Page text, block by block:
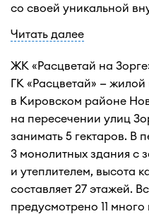
со своей уникальной
Читать далее
ЖК «Расцветай на
ГК «Расцветай» —
в Кировском районе
на пересечении улиц
занимать 5 гектаров. В
3 монолитных здания с
и утеплителем, высота
составляет 27 этажей.
предусмотрено 11